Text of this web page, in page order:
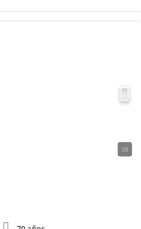
38